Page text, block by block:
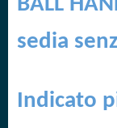
sedia
Indicato